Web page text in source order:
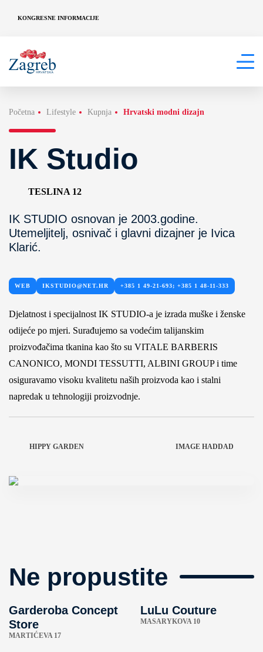
KONGRESNE INFORMACIJE
Početna Lifestyle Kupnja Hrvatski modni dizajn
IK Studio
TESLINA 12
IK STUDIO osnovan je 2003.godine.
Utemeljitelj, osnivač i glavni dizajner je Ivica
Klarić.
WEB IKSTUDIO@NET.HR +385 1 49-21-693; +385 1 48-11-333
Djelatnost i specijalnost IK STUDIO-a je izrada muške i ženske
odijeće po mjeri. Surađujemo sa vodećim talijanskim
proizvođačima tkanina kao što su VITALE BARBERIS
CANONICO, MONDI TESSUTTI, ALBINI GROUP i time
osiguravamo visoku kvalitetu naših proizvoda kao i stalni
napredak u tehnologiji proizvodnje.
HIPPY GARDEN IMAGE HADDAD
Ne propustite
Garderoba Concept
Store
MARTIĆEVA 17
LuLu Couture
MASARYKOVA 10